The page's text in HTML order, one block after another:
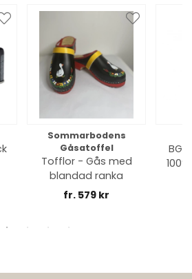
Sommarbodens
Gåsatoffel
Tofflor - Gås med
blandad ranka
fr. 579 kr